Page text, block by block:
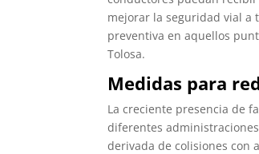
mejorar la seguridad vial a
preventiva en aquellos
Tolosa.
Medidas para
La creciente presencia de
diferentes
derivada de colisiones con